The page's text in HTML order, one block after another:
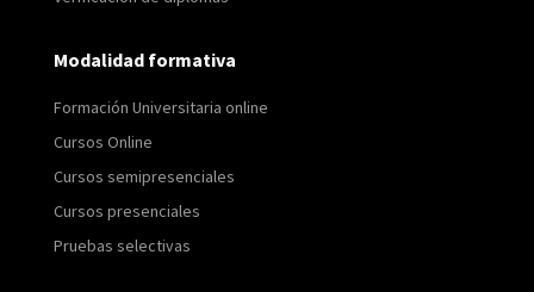
Modalidad formativa
Formación Universitaria online
Cursos Online
Cursos semipresenciales
Cursos presenciales
Pruebas selectivas